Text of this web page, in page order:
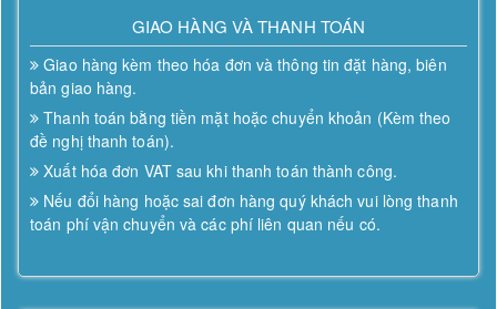
GIAO HÀNG VÀ THANH TOÁN
Giao hàng kèm theo hóa đơn và thông tin đặt hàng, biên
bản giao hàng.
Thanh toán bằng tiền mặt hoặc chuyển khoản (Kèm theo
đề nghị thanh toán).
Xuất hóa đơn VAT sau khi thanh toán thành công.
Nếu đổi hàng hoặc sai đơn hàng quý khách vui lòng thanh
toán phí vận chuyển và các phí liên quan nếu có.